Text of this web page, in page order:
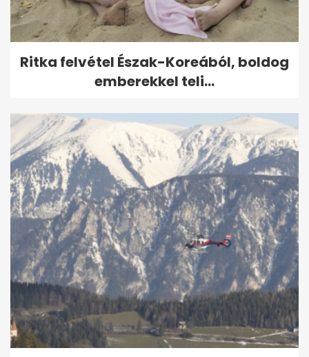
Ritka felvétel Észak-Koreából, boldog
emberekkel teli...